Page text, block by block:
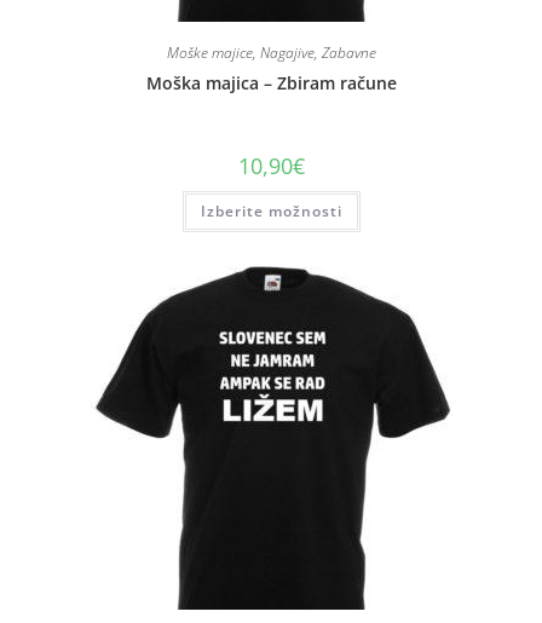
Moške majice, Nagajive, Zabavne
Moška majica – Zbiram račune
10,90€
Izberite možnosti